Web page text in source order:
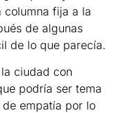
columna fija a la
de algunas
de lo que parecía.
ciudad con
podría ser tema
empatía por lo